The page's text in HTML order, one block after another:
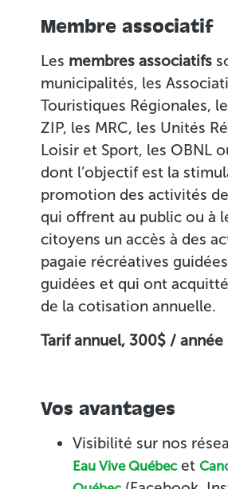
Membre associatif
Les membres associatifs
municipalités, les
Touristiques Régionales,
ZIP, les MRC, les Unités
Loisir et Sport, les OBNL
dont l’objectif est la
promotion des activités
qui offrent au public ou à
citoyens un accès à des
pagaie récréatives
guidées et qui ont
de la cotisation annuelle.
Tarif annuel, 300$ / année
Vos avantages
Visibilité sur nos
Eau Vive Québecet